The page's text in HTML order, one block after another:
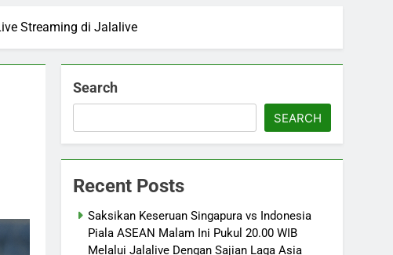
Streaming di Jalalive
Search
SEARCH
Recent Posts
Saksikan Keseruan Singapura vs Indonesia
Piala ASEAN Malam Ini Pukul 20.00 WIB
Melalui Jalalive Dengan Sajian Laga Asia